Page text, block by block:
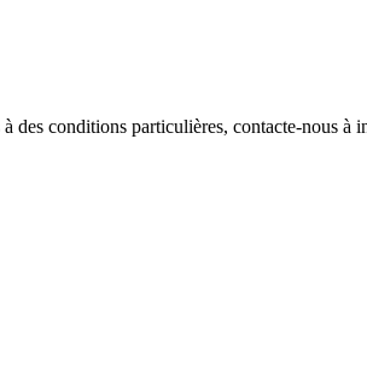
des conditions particulières, contacte-nous à